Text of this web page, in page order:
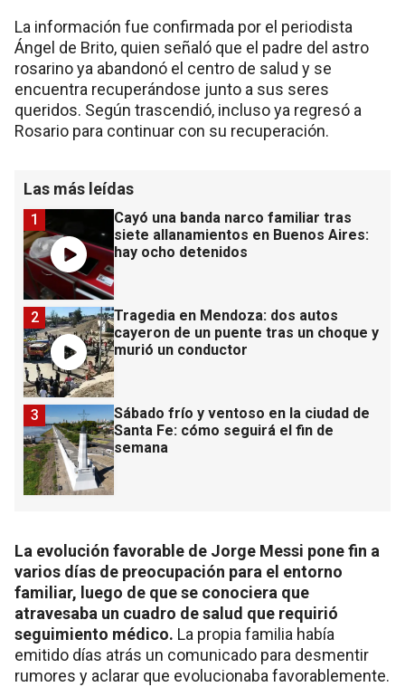
La información fue confirmada por el periodista
Ángel de Brito, quien señaló que el padre del astro
rosarino ya abandonó el centro de salud y se
encuentra recuperándose junto a sus seres
queridos. Según trascendió, incluso ya regresó a
Rosario para continuar con su recuperación.
Las más leídas
Cayó una banda narco familiar tras
siete allanamientos en Buenos Aires:
hay ocho detenidos
1
Tragedia en Mendoza: dos autos
cayeron de un puente tras un choque y
murió un conductor
2
Sábado frío y ventoso en la ciudad de
Santa Fe: cómo seguirá el fin de
semana
3
La evolución favorable de Jorge Messi pone fin a
varios días de preocupación para el entorno
familiar, luego de que se conociera que
atravesaba un cuadro de salud que requirió
seguimiento médico. La propia familia había
emitido días atrás un comunicado para desmentir
rumores y aclarar que evolucionaba favorablemente.